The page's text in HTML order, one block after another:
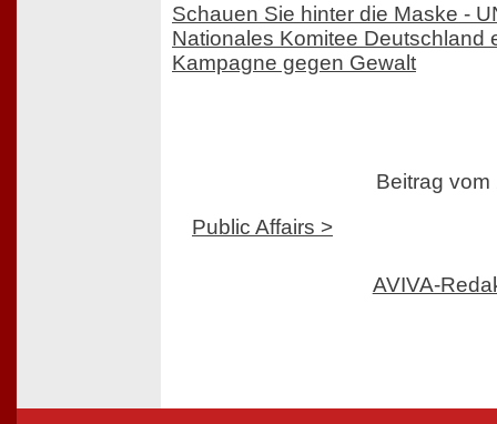
Schauen Sie hinter die Maske -
Nationales Komitee Deutschland
Kampagne gegen Gewalt
Public Affairs >
Beitrag
AVIVA-